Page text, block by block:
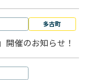
多古町
開催のお知らせ！